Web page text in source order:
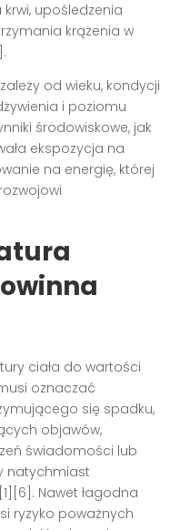
upośledzenia
krążenia w
od wieku, kondycji
i poziomu
środowiskowe, jak
ekspozycja na
na energię, której
ciała do wartości
oznaczać
się spadku,
objawów,
świadomości lub
natychmiast
Nawet łagodna
ryzyko poważnych